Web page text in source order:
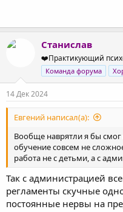
Станислав
❤️Практикующий
Команда форума
14 Дек 2024
Евгений написал(а):
Вообще наврятли я бы смог
обучение совсем не
работа не с детьми, а с
Так с администрацией
регламенты скучные
постоянные нервы на